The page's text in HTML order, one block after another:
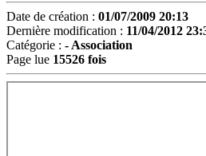
Date de création : 01/07/2009 20:13
Dernière modification : 11/04/2012
Catégorie : - Association
Page lue 15526 fois